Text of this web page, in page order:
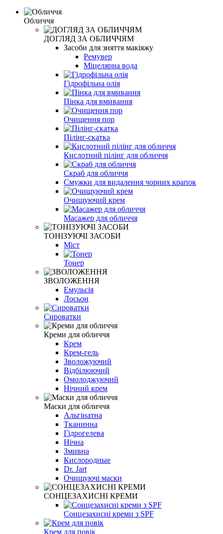
Обличчя
ДОГЛЯД ЗА ОБЛИЧЧЯМ
Засоби для зняття макіяжу
Ремувер
Міцелярна вода
Гідрофільна олія
Пінка для вмивання
Очищення пор
Пілінг-скатка
Кислотний пілінг для обличчя
Скраб для обличчя
Смужки для видалення чорних крапок
Очищуючий крем
Масажер для обличчя
ТОНІЗУЮЧІ ЗАСОБИ
Міст
Тонер
ЗВОЛОЖЕННЯ
Емульсія
Лосьон
Сироватки
Креми для обличчя
Крем
Крем-гель
Зволожуючий
Відбілюючий
Омолоджуючий
Нічний крем
Маски для обличчя
Альгінатна
Тканинна
Гідрогелева
Нічна
Змивна
Кислородные
Dr. Jart
Очищуючі маски
СОНЦЕЗАХИСНІ КРЕМИ
Сонцезахисні креми з SPF
Крем для повік